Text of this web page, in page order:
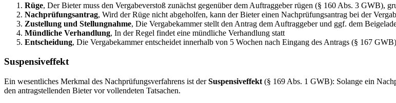
Rüge, Der Bieter muss den Vergabeverstoß zunächst gegenüber dem Auftraggeber rügen (§ 160 Abs. 3 GWB),
Nachprüfungsantrag, Wird der Rüge nicht abgeholfen, kann der Bieter einen Nachprüfungsantrag bei der
Zustellung und Stellungnahme, Die Vergabekammer stellt den Antrag dem Auftraggeber und ggf. dem
Mündliche Verhandlung, In der Regel findet eine mündliche Verhandlung statt
Entscheidung, Die Vergabekammer entscheidet innerhalb von 5 Wochen nach Eingang des Antrags (§ 167 GWB)
Suspensiveffekt
Ein wesentliches Merkmal des Nachprüfungsverfahrens ist derSuspensiveffekt (§ 169 Abs. 1 GWB): Solange ein
den antragstellenden Bieter vor vollendeten Tatsachen.